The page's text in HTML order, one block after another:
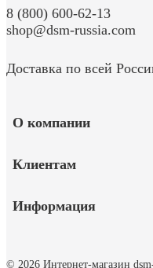
О компании
Клиентам
Информация
8 (800) 600-62-13
shop@dsm-russia.com
Доставка по всей
© 2026 Интернет-магазин